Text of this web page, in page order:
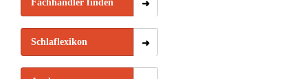
Fachhändler finden
Schlaflexikon